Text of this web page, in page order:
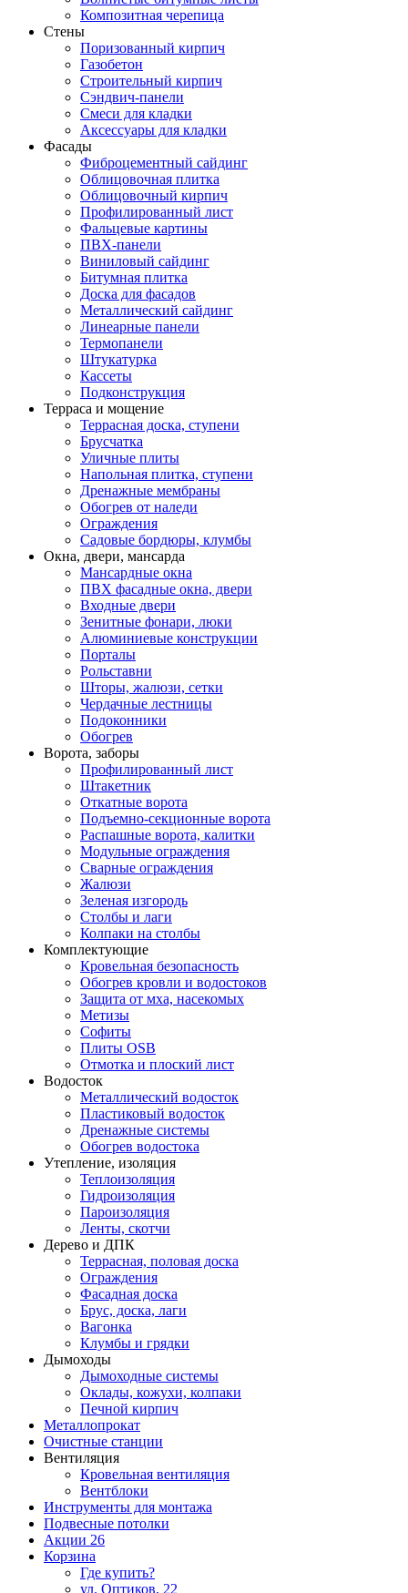
Композитная черепица
Стены
Поризованный кирпич
Газобетон
Строительный кирпич
Сэндвич-панели
Смеси для кладки
Аксессуары для кладки
Фасады
Фиброцементный сайдинг
Облицовочная плитка
Облицовочный кирпич
Профилированный лист
Фальцевые картины
ПВХ-панели
Виниловый сайдинг
Битумная плитка
Доска для фасадов
Металлический сайдинг
Линеарные панели
Термопанели
Штукатурка
Кассеты
Подконструкция
Терраса и мощение
Террасная доска, ступени
Брусчатка
Уличные плиты
Напольная плитка, ступени
Дренажные мембраны
Обогрев от наледи
Ограждения
Садовые бордюры, клумбы
Окна, двери, мансарда
Мансардные окна
ПВХ фасадные окна, двери
Входные двери
Зенитные фонари, люки
Алюминиевые конструкции
Порталы
Рольставни
Шторы, жалюзи, сетки
Чердачные лестницы
Подоконники
Обогрев
Ворота, заборы
Профилированный лист
Штакетник
Откатные ворота
Подъемно-секционные ворота
Распашные ворота, калитки
Модульные ограждения
Сварные ограждения
Жалюзи
Зеленая изгородь
Столбы и лаги
Колпаки на столбы
Комплектующие
Кровельная безопасность
Обогрев кровли и водостоков
Защита от мха, насекомых
Метизы
Софиты
Плиты OSB
Отмотка и плоский лист
Водосток
Металлический водосток
Пластиковый водосток
Дренажные системы
Обогрев водостока
Утепление, изоляция
Теплоизоляция
Гидроизоляция
Пароизоляция
Ленты, скотчи
Дерево и ДПК
Террасная, половая доска
Ограждения
Фасадная доска
Брус, доска, лаги
Вагонка
Клумбы и грядки
Дымоходы
Дымоходные системы
Оклады, кожухи, колпаки
Печной кирпич
Металлопрокат
Очистные станции
Вентиляция
Кровельная вентиляция
Вентблоки
Инструменты для монтажа
Подвесные потолки
Акции 26
Корзина
Где купить?
ул. Оптиков, 22